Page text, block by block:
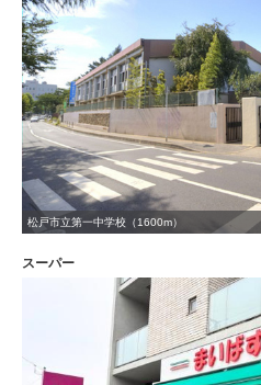
松戸市立第一中学校（1600m）
スーパー